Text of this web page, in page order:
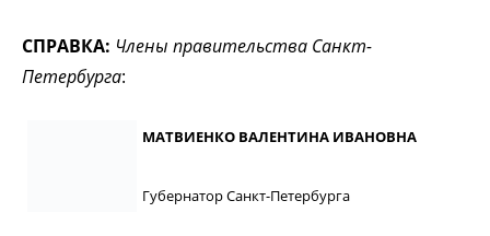
СПРАВКА: Члены правительства Санкт-
Петербурга:
МАТВИЕНКО ВАЛЕНТИНА ИВАНОВНА
Губернатор Санкт-Петербурга